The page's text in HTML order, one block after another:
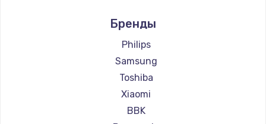
Заказать
Настройка Wi-Fi
1030 руб.
Заказать
Ремонт телевизоров Hisense
Ремонт телевизоров Daewoo
Ремонт телевизоров Centek
Ремонт телевизоров Telefunken
Ремонт телевизоров Hyundai
Ремонт телевизоров Doffler
Бренды
Philips
Samsung
Toshiba
Xiaomi
BBK